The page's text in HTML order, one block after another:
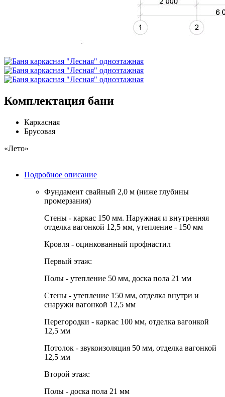
Комплектация бани
Каркасная
Брусовая
«Лето»
Подробное описание
Фундамент свайный 2,0 м (ниже глубины
промерзания)
Стены - каркас 150 мм. Наружная и внутренняя
отделка вагонкой 12,5 мм, утепление - 150 мм
Кровля - оцинкованный профнастил
Первый этаж:
Полы - утепление 50 мм, доска пола 21 мм
Стены - утепление 150 мм, отделка внутри и
снаружи вагонкой 12,5 мм
Перегородки - каркас 100 мм, отделка вагонкой
12,5 мм
Потолок - звукоизоляция 50 мм, отделка вагонкой
12,5 мм
Второй этаж:
Полы - доска пола 21 мм